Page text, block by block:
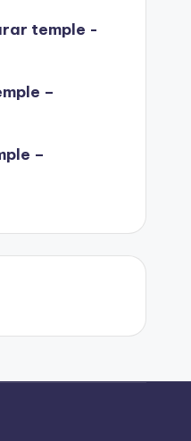
temple -
–
–